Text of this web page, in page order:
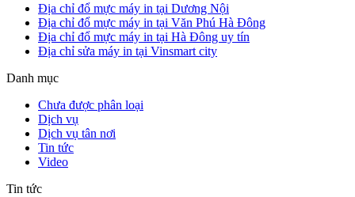
Địa chỉ đổ mực máy in tại Dương Nội
Địa chỉ đổ mực máy in tại Văn Phú Hà Đông
Địa chỉ đổ mực máy in tại Hà Đông uy tín
Địa chỉ sửa máy in tại Vinsmart city
Danh mục
Chưa được phân loại
Dịch vụ
Dịch vụ tân nơi
Tin tức
Video
Tin tức